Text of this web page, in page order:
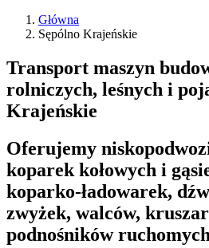
Główna
Sępólno Krajeńskie
Transport maszyn
rolniczych, leśnych i
Krajeńskie
Oferujemy
koparek kołowych i
koparko-ładowarek,
zwyżek, walców,
podnośników